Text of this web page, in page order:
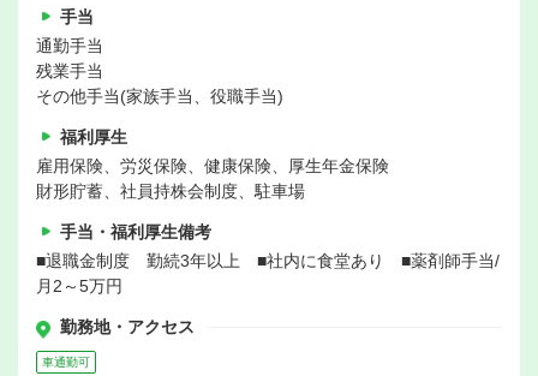
手当
通勤手当
残業手当
その他手当(家族手当、役職手当)
福利厚生
雇用保険、労災保険、健康保険、厚生年金保険
財形貯蓄、社員持株会制度、駐車場
手当・福利厚生備考
■退職金制度 勤続3年以上 ■社内に食堂あり ■薬剤師手当/
月2～5万円
勤務地・アクセス
車通勤可